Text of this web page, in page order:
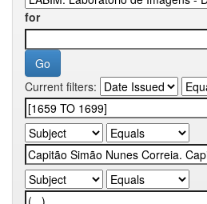
for
Current filters: